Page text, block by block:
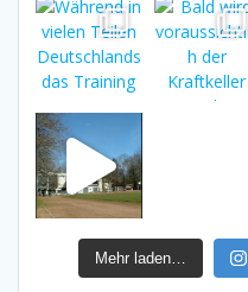
Mehr laden…